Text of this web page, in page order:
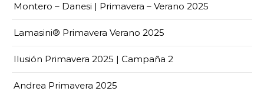
Montero – Danesi | Primavera – Verano 2025
Lamasini® Primavera Verano 2025
Ilusión Primavera 2025 | Campaña 2
Andrea Primavera 2025